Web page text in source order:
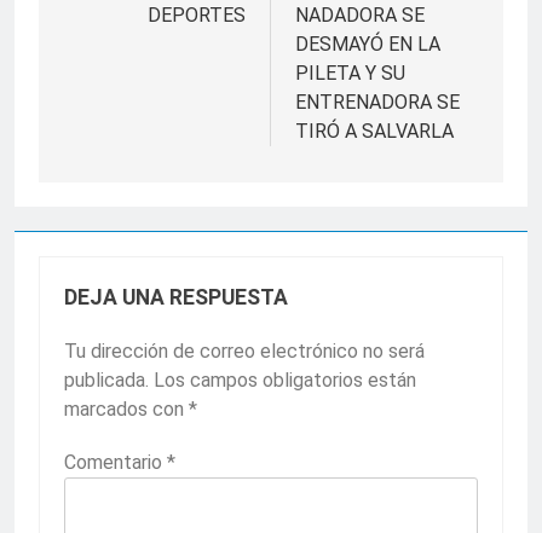
DEPORTES
NADADORA SE
DESMAYÓ EN LA
PILETA Y SU
ENTRENADORA SE
TIRÓ A SALVARLA
DEJA UNA RESPUESTA
Tu dirección de correo electrónico no será
publicada. Los campos obligatorios están
marcados con *
Comentario *